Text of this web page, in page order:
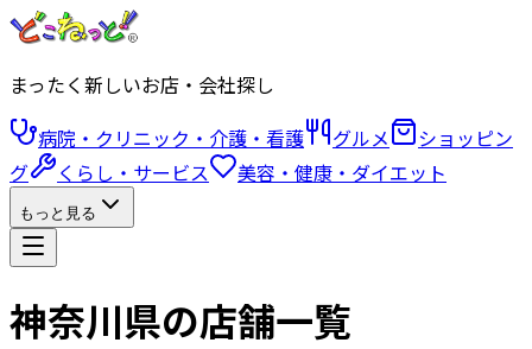
まったく新しいお店・会社探し
病院・クリニック・介護・看護
グルメ
ショッピン
グ
くらし・サービス 美容・健康・ダイエット
もっと見る
神奈川県の店舗一覧